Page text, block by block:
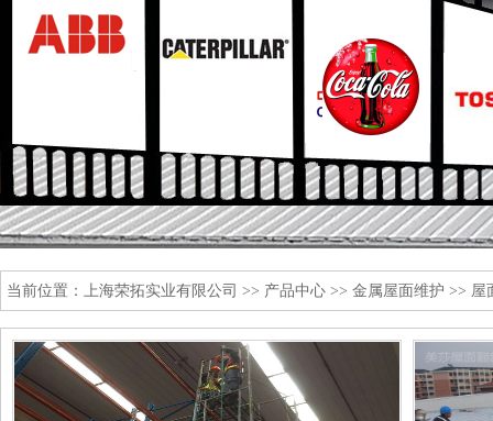
当前位置： 上海荣拓实业有限公司 >> 产品中心 >> 金属屋面维护 >> 屋